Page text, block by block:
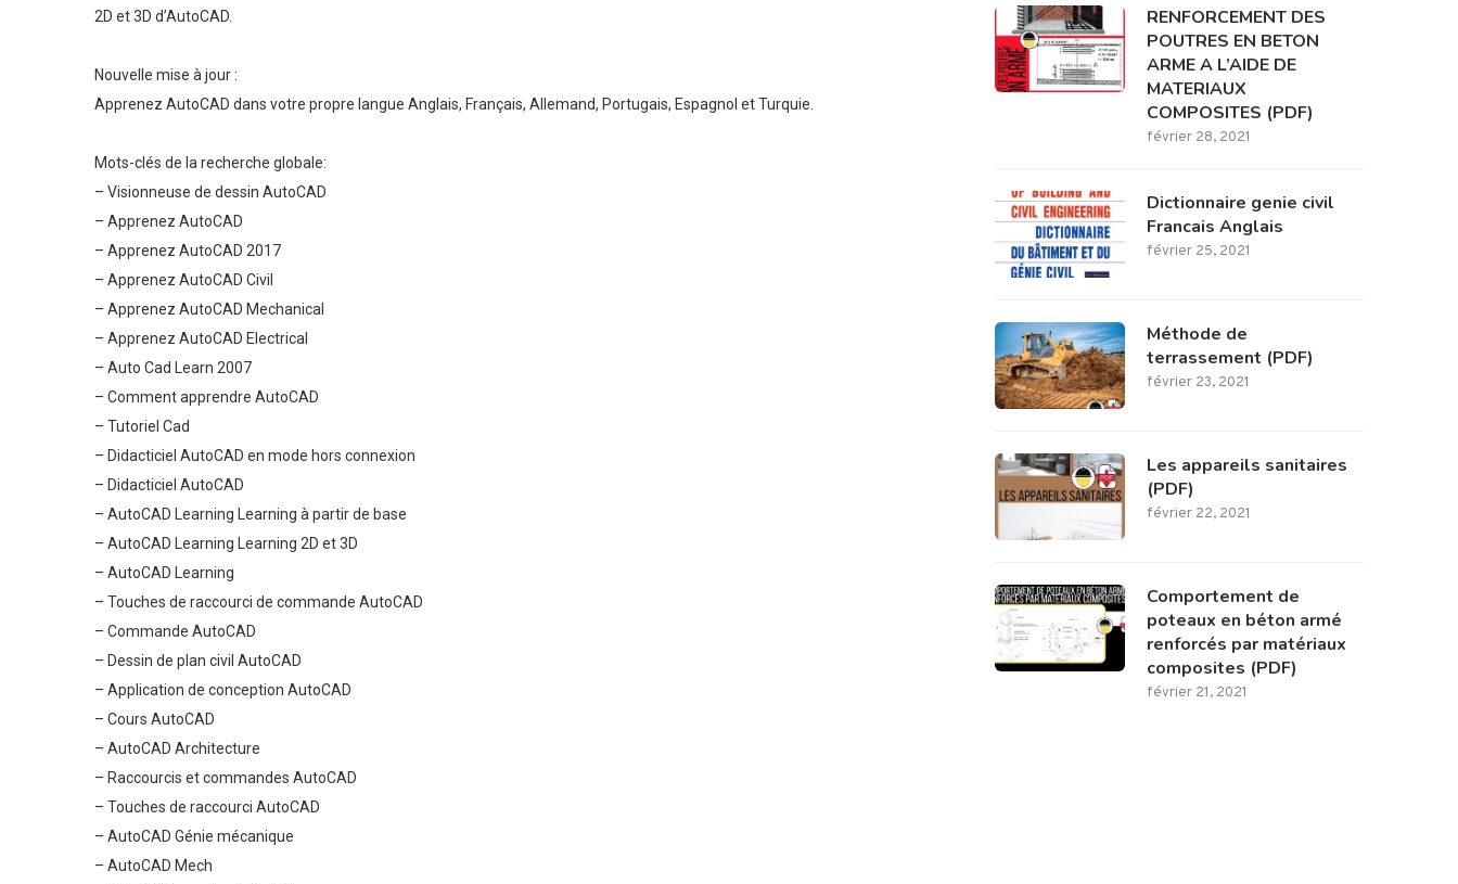
2D et 3D d’AutoCAD.
Nouvelle mise à jour :
Apprenez AutoCAD dans votre propre langue Anglais, Français, Allemand, Portugais, Espagnol et Turquie.
Mots-clés de la recherche globale:
– Visionneuse de dessin AutoCAD
– Apprenez AutoCAD
– Apprenez AutoCAD 2017
– Apprenez AutoCAD Civil
– Apprenez AutoCAD Mechanical
– Apprenez AutoCAD Electrical
– Auto Cad Learn 2007
– Comment apprendre AutoCAD
– Tutoriel Cad
– Didacticiel AutoCAD en mode hors connexion
– Didacticiel AutoCAD
– AutoCAD Learning Learning à partir de base
– AutoCAD Learning Learning 2D et 3D
– AutoCAD Learning
– Touches de raccourci de commande AutoCAD
– Commande AutoCAD
– Dessin de plan civil AutoCAD
– Application de conception AutoCAD
– Cours AutoCAD
– AutoCAD Architecture
– Raccourcis et commandes AutoCAD
– Touches de raccourci AutoCAD
– AutoCAD Génie mécanique
– AutoCAD Mech
RENFORCEMENT DES
POUTRES EN BETON
ARME A L’AIDE DE
MATERIAUX
COMPOSITES (PDF)
février 28, 2021
Dictionnaire genie civil
Francais Anglais
février 25, 2021
Méthode de
terrassement (PDF)
février 23, 2021
Les appareils sanitaires
(PDF)
février 22, 2021
Comportement de
poteaux en béton armé
renforcés par matériaux
composites (PDF)
février 21, 2021